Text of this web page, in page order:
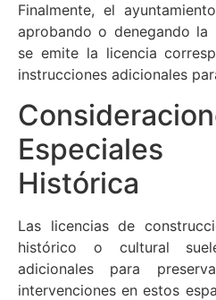
Finalmente, el
aprobando o denegando la
se emite la licencia
instrucciones adicionales
Histórica
Las licencias de
histórico o cultural
adicionales para
intervenciones en estos